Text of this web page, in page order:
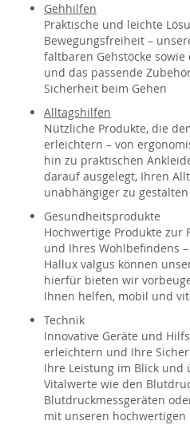
Gehhilfen
Praktische und leichte
Bewegungsfreiheit –
faltbaren Gehstöcke
und das passende
Sicherheit beim Gehen
Alltagshilfen
Nützliche Produkte, die
erleichtern – von
hin zu praktischen
darauf ausgelegt, Ihren
unabhängiger zu gestalten
Gesundheitsprodukte
Hochwertige Produkte zur
und Ihres Wohlbefindens
Hallux valgus können
hierfür bieten wir
Ihnen helfen, mobil und
Technik
Innovative Geräte und
erleichtern und Ihre
Ihre Leistung im Blick und
Vitalwerte wie den
Blutdruckmessgeräten
mit unseren hochwertigen